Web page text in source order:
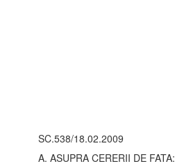
SC.538/18.02.2009
A. ASUPRA CERERII DE FATA: